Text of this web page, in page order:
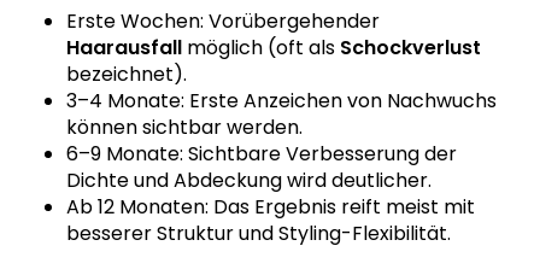
Erste Wochen: Vorübergehender
Haarausfall möglich (oft als Schockverlust
bezeichnet).
3–4 Monate: Erste Anzeichen von Nachwuchs
können sichtbar werden.
6–9 Monate: Sichtbare Verbesserung der
Dichte und Abdeckung wird deutlicher.
Ab 12 Monaten: Das Ergebnis reift meist mit
besserer Struktur und Styling-Flexibilität.